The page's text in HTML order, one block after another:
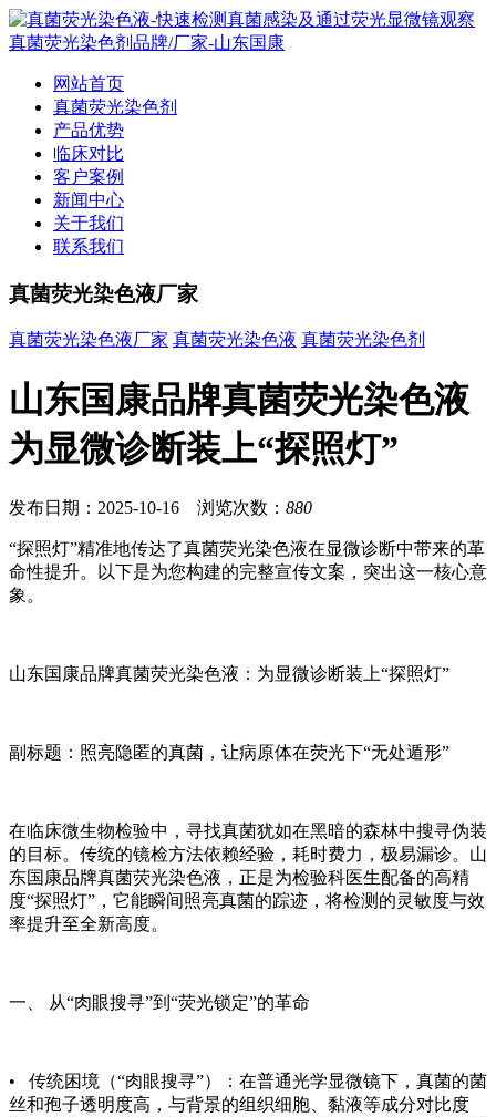
网站首页
真菌荧光染色剂
产品优势
临床对比
客户案例
新闻中心
关于我们
联系我们
真菌荧光染色液厂家
真菌荧光染色液厂家 真菌荧光染色液 真菌荧光染色剂
山东国康品牌真菌荧光染色液
为显微诊断装上“探照灯”
发布日期：2025-10-16 浏览次数： 880
“探照灯”精准地传达了真菌荧光染色液在显微诊断中带来的革
命性提升。以下是为您构建的完整宣传文案，突出这一核心意
象。
山东国康品牌真菌荧光染色液：为显微诊断装上“探照灯”
副标题：照亮隐匿的真菌，让病原体在荧光下“无处遁形”
在临床微生物检验中，寻找真菌犹如在黑暗的森林中搜寻伪装
的目标。传统的镜检方法依赖经验，耗时费力，极易漏诊。山
东国康品牌真菌荧光染色液，正是为检验科医生配备的高精
度“探照灯”，它能瞬间照亮真菌的踪迹，将检测的灵敏度与效
率提升至全新高度。
一、 从“肉眼搜寻”到“荧光锁定”的革命
• 传统困境（“肉眼搜寻”）：在普通光学显微镜下，真菌的菌
丝和孢子透明度高，与背景的组织细胞、黏液等成分对比度